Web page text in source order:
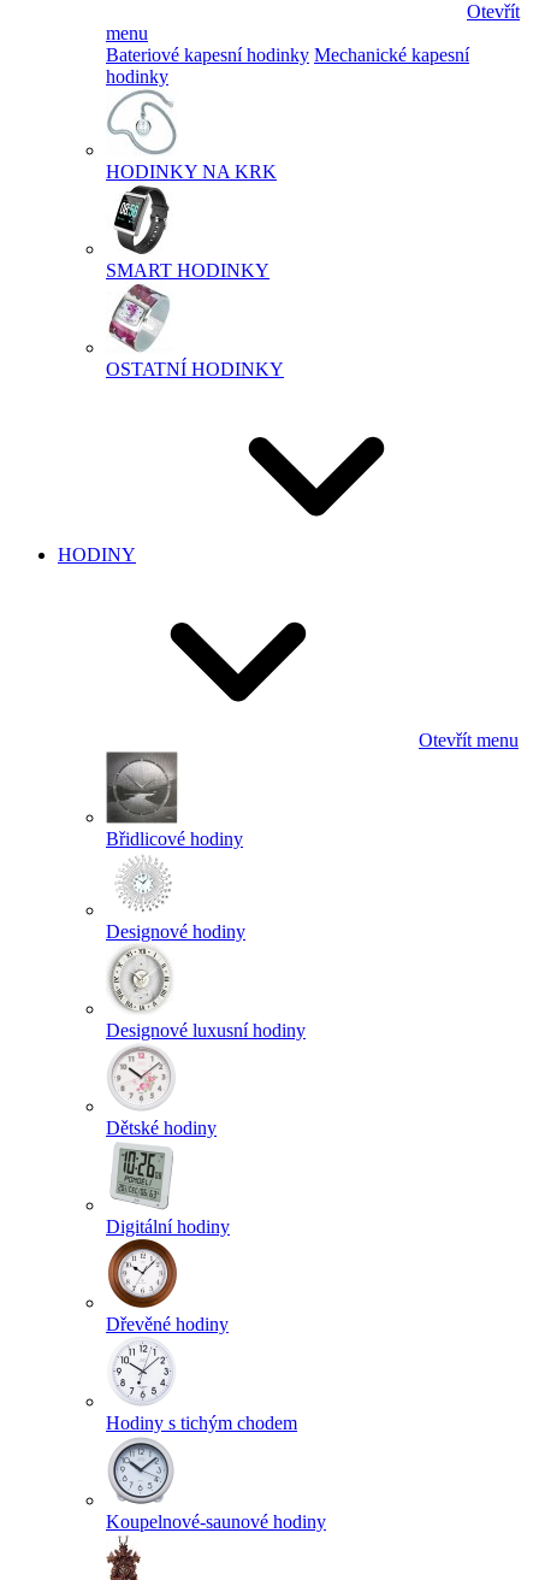
Otevřít
menu
Bateriové kapesní hodinky Mechanické kapesní
hodinky
HODINKY NA KRK
SMART HODINKY
OSTATNÍ HODINKY
HODINY
Otevřít menu
Břidlicové hodiny
Designové hodiny
Designové luxusní hodiny
Dětské hodiny
Digitální hodiny
Dřevěné hodiny
Hodiny s tichým chodem
Koupelnové-saunové hodiny